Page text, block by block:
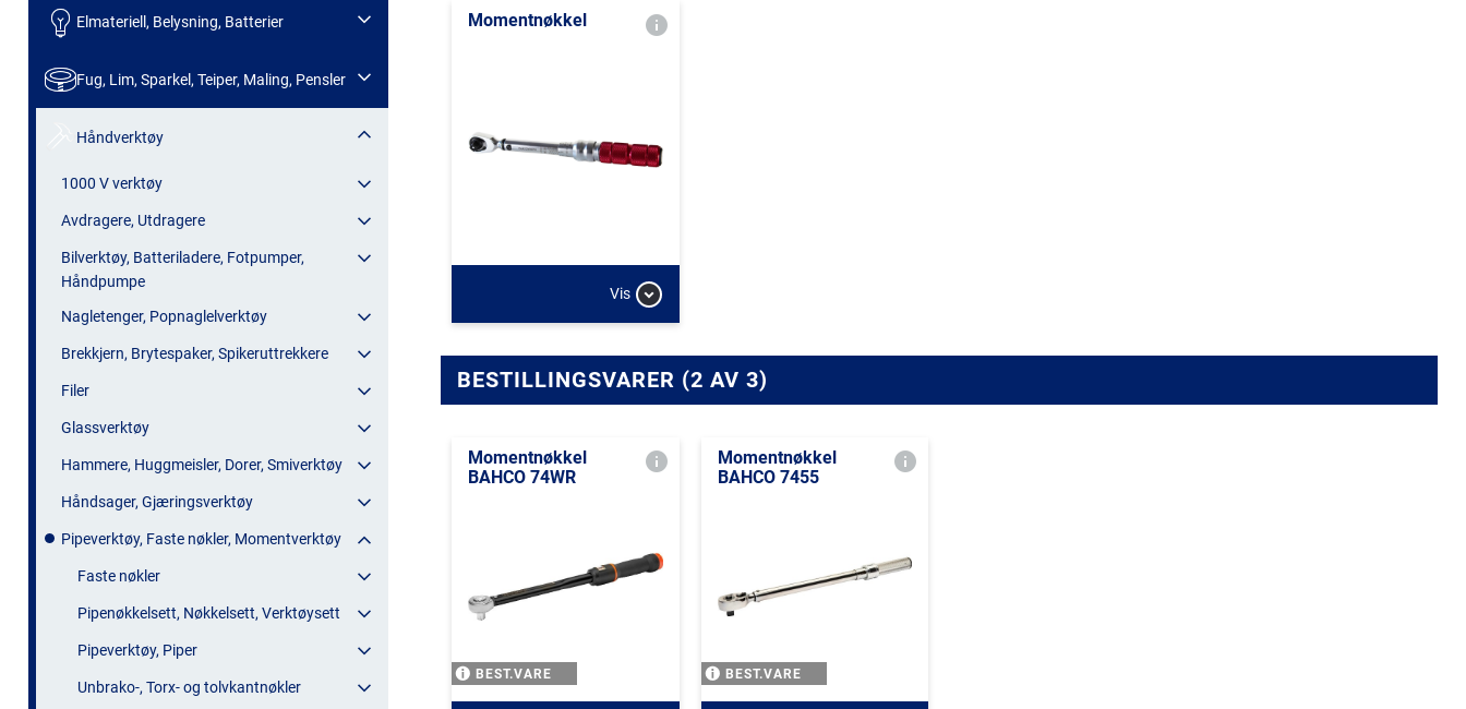
Elmateriell, Belysning, Batterier
Fug, Lim, Sparkel, Teiper, Maling, Pensler
Håndverktøy
1000 V verktøy
Avdragere, Utdragere
Bilverktøy, Batteriladere, Fotpumper,
Håndpumpe
Nagletenger, Popnaglelverktøy
Brekkjern, Brytespaker, Spikeruttrekkere
Filer
Glassverktøy
Hammere, Huggmeisler, Dorer, Smiverktøy
Håndsager, Gjæringsverktøy
Pipeverktøy, Faste nøkler, Momentverktøy
Faste nøkler
Pipenøkkelsett, Nøkkelsett, Verktøysett
Pipeverktøy, Piper
Unbrako-, Torx- og tolvkantnøkler
Momentnøkkel
Vis
BESTILLINGSVARER (2 AV 3)
Momentnøkkel
BAHCO 74WR
BEST.VARE
Momentnøkkel
BAHCO 7455
BEST.VARE